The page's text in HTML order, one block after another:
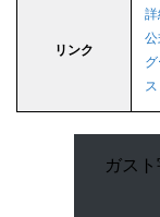
（から
リンク
ガス